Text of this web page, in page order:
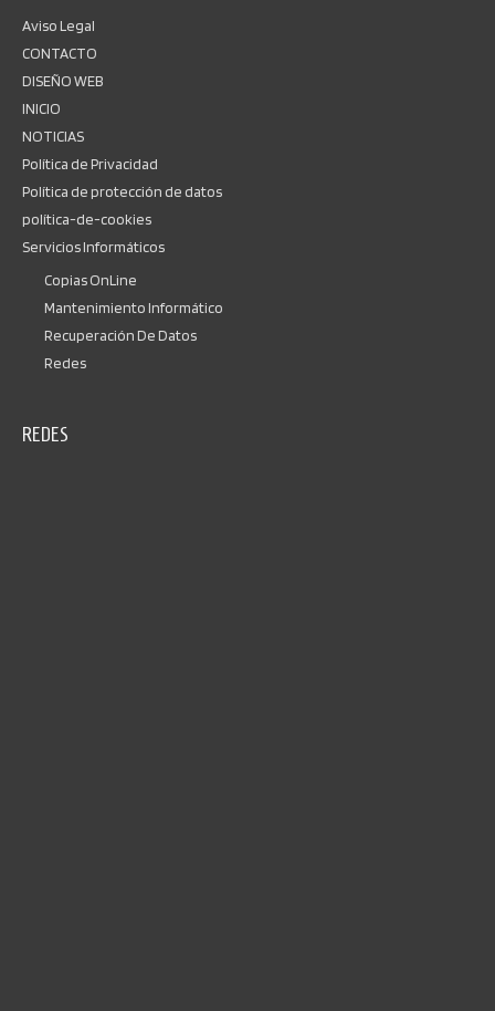
Aviso Legal
CONTACTO
DISEÑO WEB
INICIO
NOTICIAS
Política de Privacidad
Política de protección de datos
política-de-cookies
Servicios Informáticos
Copias OnLine
Mantenimiento Informático
Recuperación De Datos
Redes
REDES